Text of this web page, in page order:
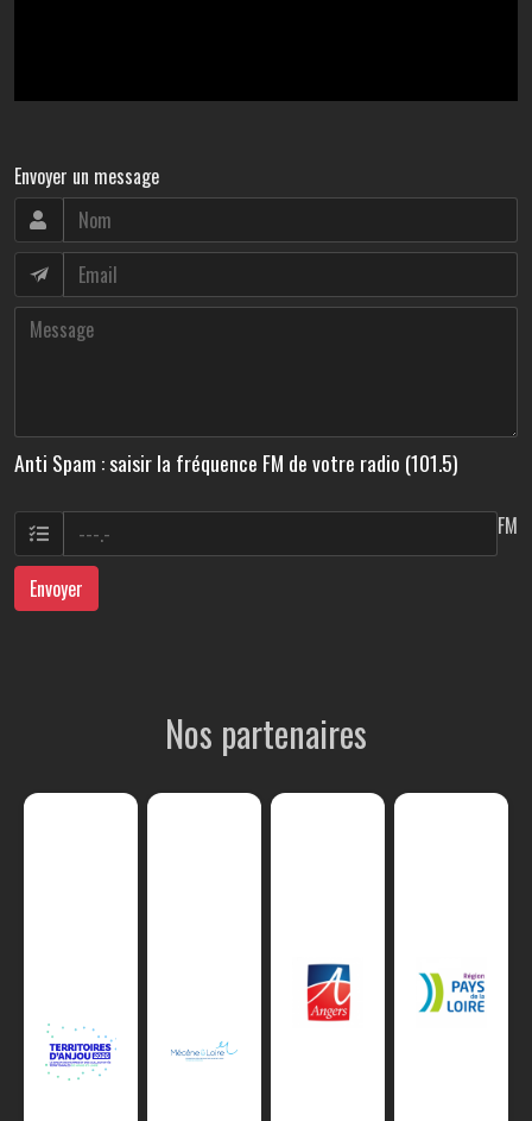
Envoyer un message
Anti Spam : saisir la fréquence FM de votre radio (101.5)
FM
Envoyer
Nos partenaires